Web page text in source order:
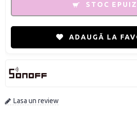
Lasa un review
STOC
ADAUGĂ LA